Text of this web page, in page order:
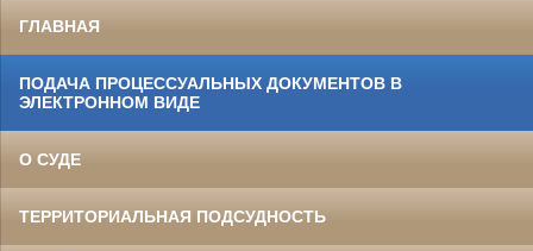
ГЛАВНАЯ
ПОДАЧА ПРОЦЕССУАЛЬНЫХ ДОКУМЕНТОВ В
ЭЛЕКТРОННОМ ВИДЕ
О СУДЕ
ТЕРРИТОРИАЛЬНАЯ ПОДСУДНОСТЬ